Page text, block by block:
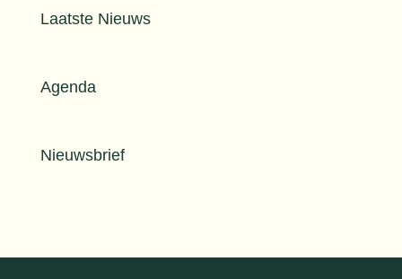
Laatste Nieuws
Agenda
Nieuwsbrief